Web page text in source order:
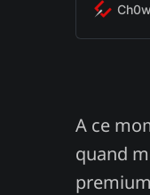
A ce
quand